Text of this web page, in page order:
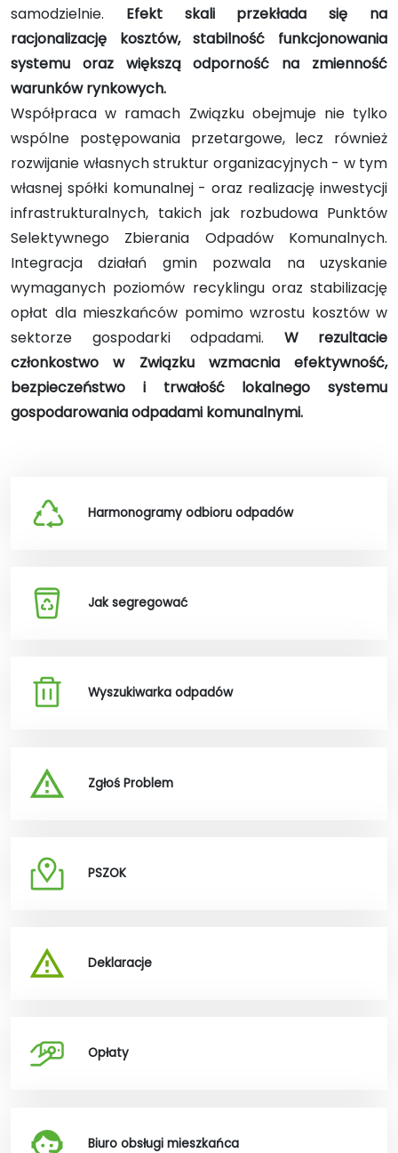
samodzielnie. Efekt skali przekłada się na
racjonalizację kosztów, stabilność funkcjonowania
systemu oraz większą odporność na zmienność
warunków rynkowych.
Współpraca w ramach Związku obejmuje nie tylko
wspólne postępowania przetargowe, lecz również
rozwijanie własnych struktur organizacyjnych - w tym
własnej spółki komunalnej - oraz realizację inwestycji
infrastrukturalnych, takich jak rozbudowa Punktów
Selektywnego Zbierania Odpadów Komunalnych.
Integracja działań gmin pozwala na uzyskanie
wymaganych poziomów recyklingu oraz stabilizację
opłat dla mieszkańców pomimo wzrostu kosztów w
sektorze gospodarki odpadami. W rezultacie
członkostwo w Związku wzmacnia efektywność,
bezpieczeństwo i trwałość lokalnego systemu
gospodarowania odpadami komunalnymi.
Harmonogramy odbioru odpadów
Jak segregować
Wyszukiwarka odpadów
Zgłoś Problem
PSZOK
Deklaracje
Opłaty
Biuro obsługi mieszkańca